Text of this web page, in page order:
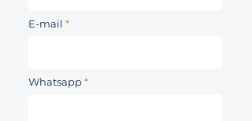
E-mail
Whatsapp